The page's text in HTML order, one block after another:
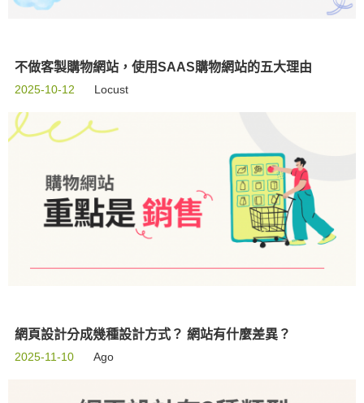
不做客製購物網站，使用SAAS購物網站的五大理由
2025-10-12 Locust
網頁設計分成幾種設計方式？ 網站有什麼差異？
2025-11-10 Ago